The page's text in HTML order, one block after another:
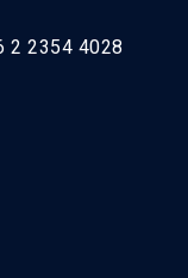
2 2354 4028